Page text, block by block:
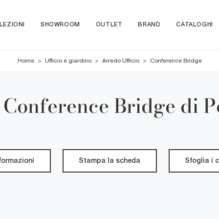
SHOWROOM OUTLET BRAND CATALOGHI
Home > Ufficio e giardino > Arredo Ufficio > Conference Bridge
Bridge di
Stampa la scheda Sfoglia i